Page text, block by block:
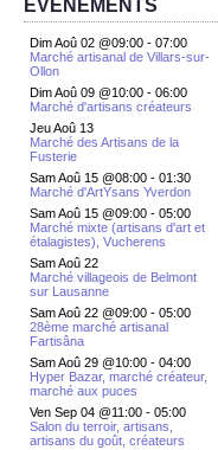
ÉVÉNEMENTS
Dim Aoû 02 @09:00 - 07:00
Marché artisanal de Villars-sur-
Ollon
Dim Aoû 09 @10:00 - 06:00
Marché d'artisans créateurs
Jeu Aoû 13
Marché des Artisans de la
Fusterie
Sam Aoû 15 @08:00 - 01:30
Marché d'ArtYsans Yverdon
Sam Aoû 15 @09:00 - 05:00
Marché mixte (artisans d'art et
étalagistes), Vucherens
Sam Aoû 22
Marché villageois de Belmont
sur Lausanne
Sam Aoû 22 @09:00 - 05:00
28ème marché artisanal
Fartisâna
Sam Aoû 29 @10:00 - 04:00
Hyper Bazar, marché créateur,
marché aux puces
Ven Sep 04 @11:00 - 05:00
Salon du terroir, artisans,
artisans du goût, créateurs